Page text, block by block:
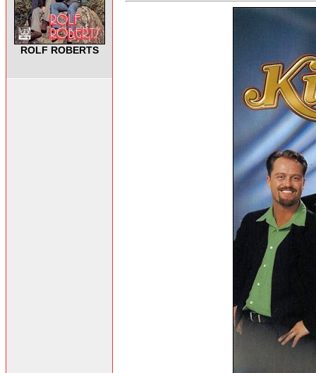
ROLF ROBERTS